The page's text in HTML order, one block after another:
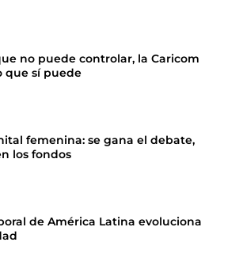
no puede controlar, la Caricom
que sí puede
femenina: se gana el debate,
los fondos
de América Latina evoluciona